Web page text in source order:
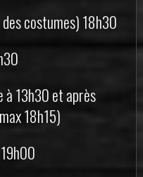
costumes) 18h30
à 13h30 et après
18h15)